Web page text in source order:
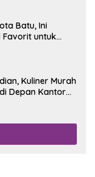
Batu, Ini
untuk
Kuliner Murah
Depan Kantor